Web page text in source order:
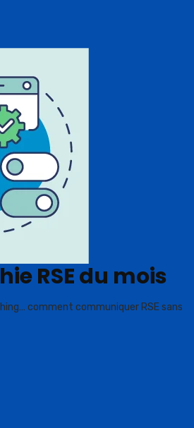
RSE du mois
comment communiquer RSE sans